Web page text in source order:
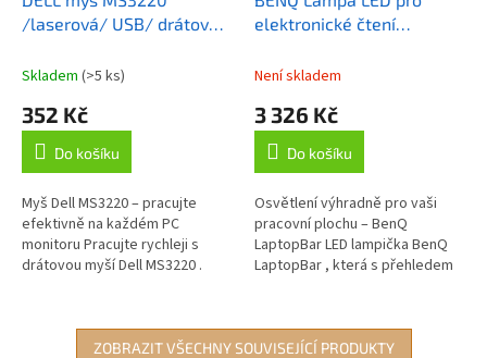
/laserová/ USB/ drátová/
Skladem (>5 ks)
352 Kč
Do košíku
Myš Dell MS3220 – pracujte
efektivně na každém PC
monitoru Pracujte rychleji s
drátovou myší Dell MS3220 .
zajišťuje komfortní...
elektronické čtení
pro notebooky
Není skladem
3 326 Kč
Do košíku
Osvětlení výhradně pro vaši
pracovní plochu – BenQ
LaptopBar LED lampička BenQ
LaptopBar , která s přehledem
provedení...
ZOBRAZIT VŠECHNY SOUVISEJÍCÍ PRODUKTY